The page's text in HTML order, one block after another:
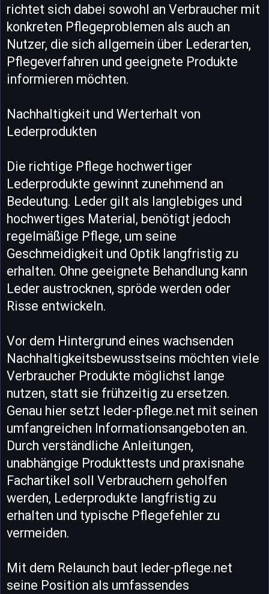
richtet sich dabei sowohl an Verbraucher mit
konkreten Pflegeproblemen als auch an
Nutzer, die sich allgemein über Lederarten,
Pflegeverfahren und geeignete Produkte
informieren möchten.
Nachhaltigkeit und Werterhalt von
Lederprodukten
Die richtige Pflege hochwertiger
Lederprodukte gewinnt zunehmend an
Bedeutung. Leder gilt als langlebiges und
hochwertiges Material, benötigt jedoch
regelmäßige Pflege, um seine
Geschmeidigkeit und Optik langfristig zu
erhalten. Ohne geeignete Behandlung kann
Leder austrocknen, spröde werden oder
Risse entwickeln.
Vor dem Hintergrund eines wachsenden
Nachhaltigkeitsbewusstseins möchten viele
Verbraucher Produkte möglichst lange
nutzen, statt sie frühzeitig zu ersetzen.
Genau hier setzt leder-pflege.net mit seinen
umfangreichen Informationsangeboten an.
Durch verständliche Anleitungen,
unabhängige Produkttests und praxisnahe
Fachartikel soll Verbrauchern geholfen
werden, Lederprodukte langfristig zu
erhalten und typische Pflegefehler zu
vermeiden.
Mit dem Relaunch baut leder-pflege.net
seine Position als umfassendes